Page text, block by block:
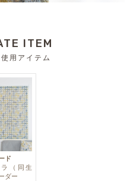
ITEM
用アイテム
ド
ラ（同生
ダー